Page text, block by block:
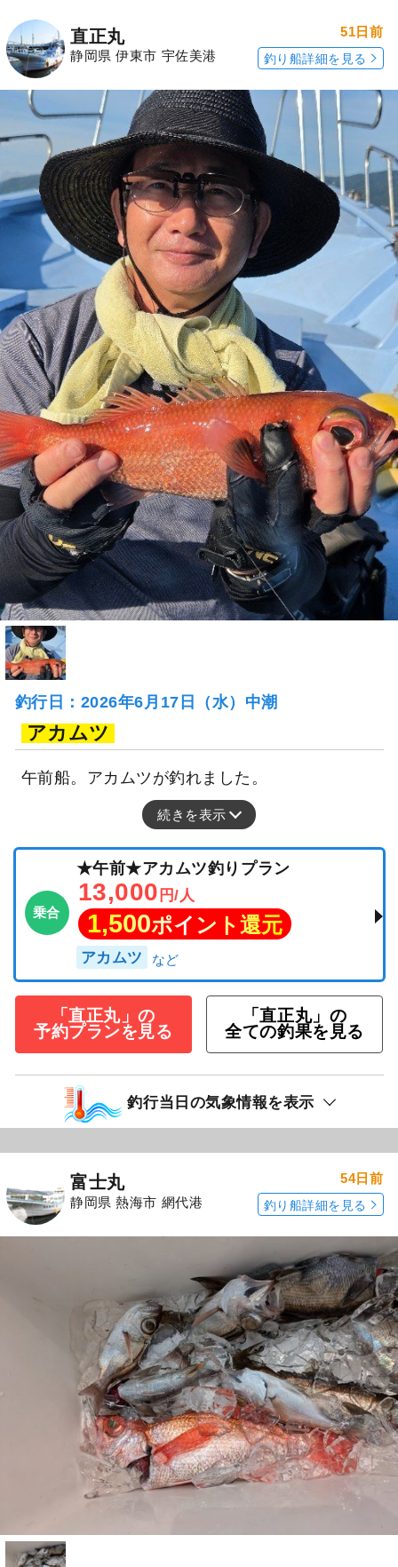
直正丸
静岡県 伊東市 宇佐美港
51日前
釣り船詳細を見る
釣行日：2026年6月17日（水）中潮
アカムツ
午前船。アカムツが釣れました。
続きを表示
乗合
★午前★アカムツ釣りプラン
13,000 円/人
1,500ポイント還元
アカムツ
「直正丸」の
予約プランを見る
「直正丸」の
全ての釣果を見る
釣行当日の気象情報を表示
富士丸
静岡県 熱海市 網代港
54日前
釣り船詳細を見る